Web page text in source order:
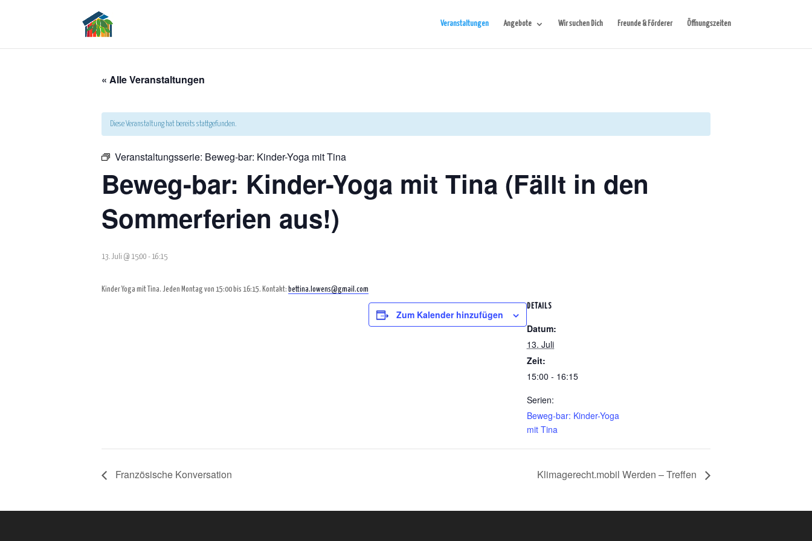
Veranstaltungen Angebote Wir suchen Dich Freunde & Förderer Öffnungszeiten
« Alle Veranstaltungen
Diese Veranstaltung hat bereits stattgefunden.
Veranstaltungsserie: Beweg-bar: Kinder-Yoga mit Tina
Beweg-bar: Kinder-Yoga mit Tina (Fällt in den
Sommerferien aus!)
13. Juli @ 15:00 - 16:15
Kinder Yoga mit Tina. Jeden Montag von 15:00 bis 16:15. Kontakt: bettina.lowens@gmail.com
Zum Kalender hinzufügen
DETAILS
Datum:
13. Juli
Zeit:
15:00 - 16:15
Serien:
Beweg-bar: Kinder-Yoga
mit Tina
Französische Konversation Klimagerecht.mobil Werden – Treffen